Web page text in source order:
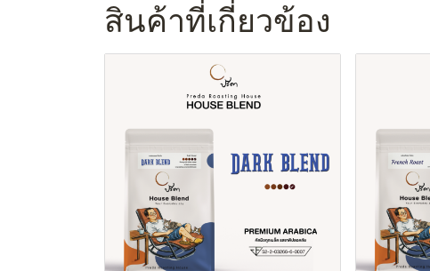
สินค้าที่เกี่ยวข้อง